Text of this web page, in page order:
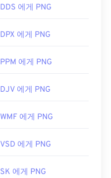
DDS 에게 PNG
DPX 에게 PNG
PPM 에게 PNG
DJV 에게 PNG
WMF 에게 PNG
VSD 에게 PNG
SK 에게 PNG